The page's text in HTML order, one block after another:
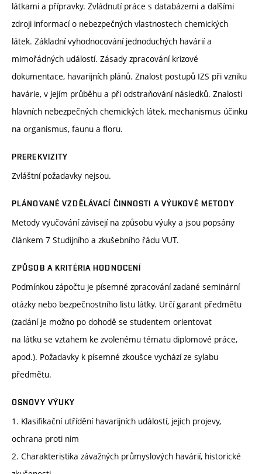
látkami a přípravky. Zvládnutí práce s databázemi a dalšími
zdroji informací o nebezpečných vlastnostech chemických
látek. Základní vyhodnocování jednoduchých havárií a
mimořádných událostí. Zásady zpracování krizové
dokumentace, havarijních plánů. Znalost postupů IZS při vzniku
havárie, v jejím průběhu a při odstraňování následků. Znalosti
hlavních nebezpečných chemických látek, mechanismus účinku
na organismus, faunu a floru.
PREREKVIZITY
Zvláštní požadavky nejsou.
PLÁNOVANÉ VZDĚLÁVACÍ ČINNOSTI A VÝUKOVÉ METODY
Metody vyučování závisejí na způsobu výuky a jsou popsány
článkem 7 Studijního a zkušebního řádu VUT.
ZPŮSOB A KRITÉRIA HODNOCENÍ
Podmínkou zápočtu je písemné zpracování zadané seminární
otázky nebo bezpečnostního listu látky. Určí garant předmětu
(zadání je možno po dohodě se studentem orientovat
na látku se vztahem ke zvolenému tématu diplomové práce,
apod.). Požadavky k písemné zkoušce vychází ze sylabu
předmětu.
OSNOVY VÝUKY
1. Klasifikační utřídění havarijních událostí, jejich projevy,
ochrana proti nim
2. Charakteristika závažných průmyslových havárií, historické